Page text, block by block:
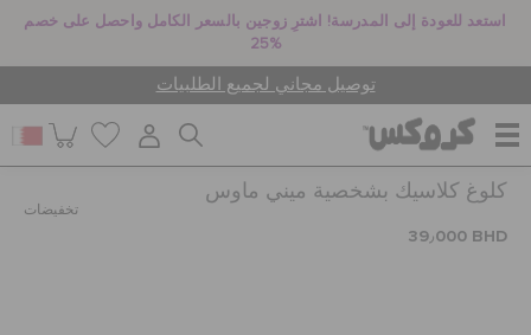
استعد للعودة إلى المدرسة! اشترِ زوجين بالسعر الكامل واحصل على خصم
25%
توصيل مجاني لجميع الطلبيات
للنساء
كلوغ كلاسيك بشخصية ميني ماوس
تخفيضات
39٫000 BHD